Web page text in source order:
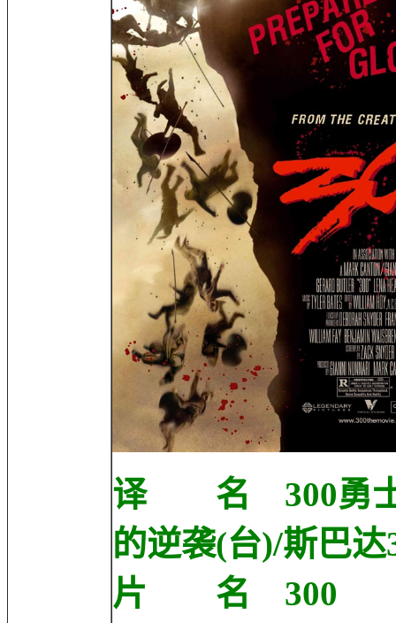
译 名 300勇士/
的逆袭(台)/斯巴达
片 名 300